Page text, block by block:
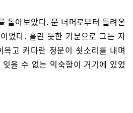
돌아보았다. 문 너머로부터 들려온
었다. 홀린 듯한 기분으로 그는 자
고 커다란 정문이 쇳소리를 내며
을 수 없는 익숙함이 거기에 있었